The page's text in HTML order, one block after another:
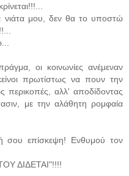
μου, δεν θα το υποστώ
οι κοινωνίες ανέμεναν
πρωτίστως να πουν την
περικοπές, αλλ' αποδίδοντας
με την αλάθητη ρομφαία
σου επίσκεψη! Ενθυμού τον
ΔΙΔΕΤΑΙ"!!!!